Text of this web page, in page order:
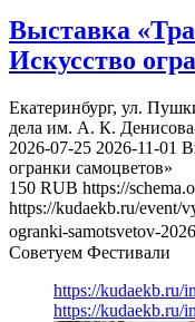
Выставка
Искусство
Екатеринбург, ул.
дела им. А. К.
2026-07-25 2026-11-01
огранки самоцветов»
150 RUB https://
https://kudaekb.ru/event/
ogranki-samotsvetov-
Советуем Фестивали
https://kudaekb.ru/
https://kudaekb.ru/